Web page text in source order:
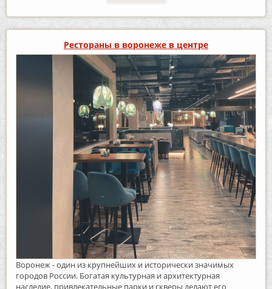
Рестораны в воронеже в центре
Воронеж - один из крупнейших и исторически значимых
городов России. Богатая культурная и архитектурная
наследие, привлекательные парки и скверы делают его